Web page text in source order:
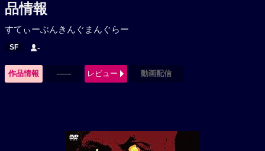
品情報
すてぃーぶんきんぐまんぐらー
SF -
作品情報 ------ レビュー 動画配信